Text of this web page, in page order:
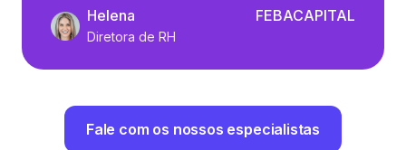
Helena
Diretora de RH
FEBACAPITAL
Fale com os nossos especialistas